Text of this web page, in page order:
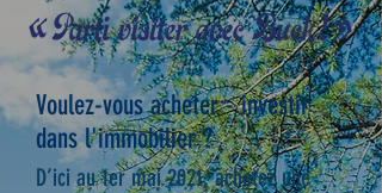
Voulez-vous acheter - investir
dans l'immobilier ?
D’ici au 1er mai 2021, achetez une